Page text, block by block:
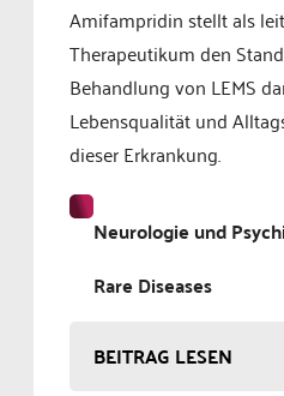
Amifampridin stellt als
Therapeutikum den
Behandlung von LEMS
Lebensqualität und
dieser Erkrankung.
Neurologie und
Rare Diseases
BEITRAG LESEN